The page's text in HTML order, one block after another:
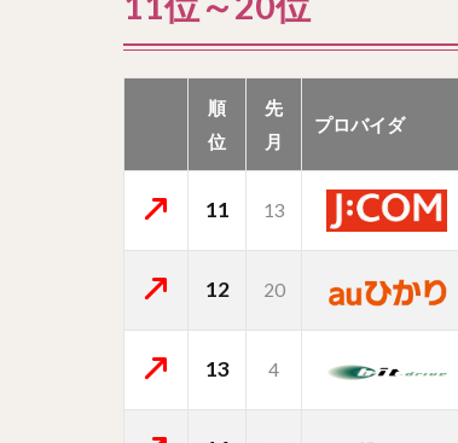
順
位
先
月
プロバイダ
11 13
12 20
13 4